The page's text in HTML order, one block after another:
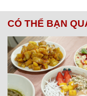
CÓ THỂ BẠN